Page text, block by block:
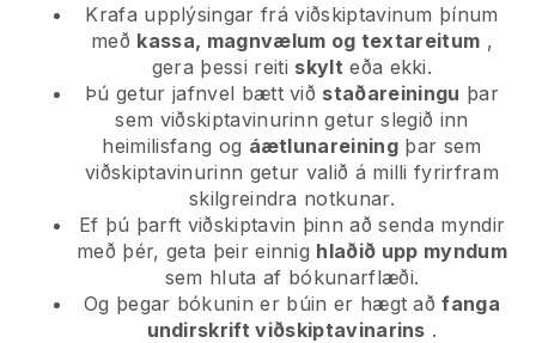
Krafa upplýsingar frá viðskiptavinum þínum
með kassa, magnvælum og textareitum ,
gera þessi reiti skylt eða ekki.
Þú getur jafnvel bætt við staðareiningu þar
sem viðskiptavinurinn getur slegið inn
heimilisfang og áætlunareining þar sem
viðskiptavinurinn getur valið á milli fyrirfram
skilgreindra notkunar.
Ef þú þarft viðskiptavin þinn að senda myndir
með þér, geta þeir einnig hlaðið upp myndum
sem hluta af bókunarflæði.
Og þegar bókunin er búin er hægt aðfanga
undirskrift viðskiptavinarins .